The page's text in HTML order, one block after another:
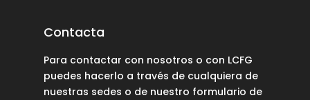
Contacta
Para contactar con nosotros o con LCFG
puedes hacerlo a través de cualquiera de
nuestras sedes o de nuestro formulario de